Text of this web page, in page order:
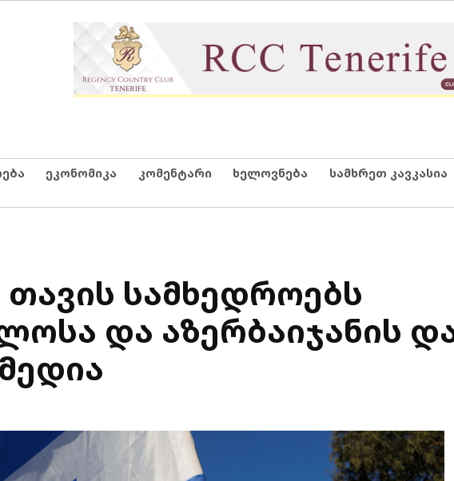
Netgazeti
ეკონომიკა კომენტარი ხელოვნება სამხრეთ კავკასია
სამხედროებს
და აზერბაიჯანის